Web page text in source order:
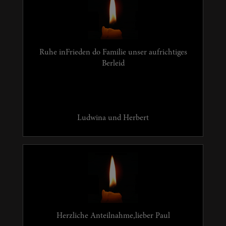
Ruhe inFrieden do Familie unser aufrichtiges
Berleid
Ludwina und Herbert
Herzliche Anteilnahme,lieber Paul